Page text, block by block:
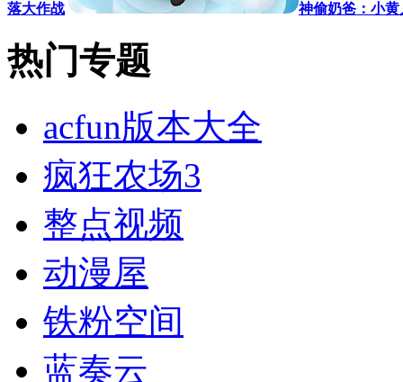
落大作战 神偷奶爸：小黄
热门专题
acfun版本大全
疯狂农场3
整点视频
动漫屋
铁粉空间
蓝奏云